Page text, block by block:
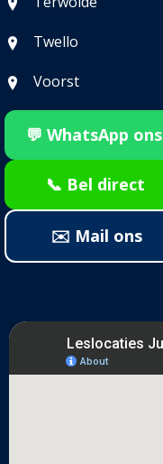
Twello
Voorst
💬 WhatsApp ons
📞 Bel direct
✉️ Mail ons